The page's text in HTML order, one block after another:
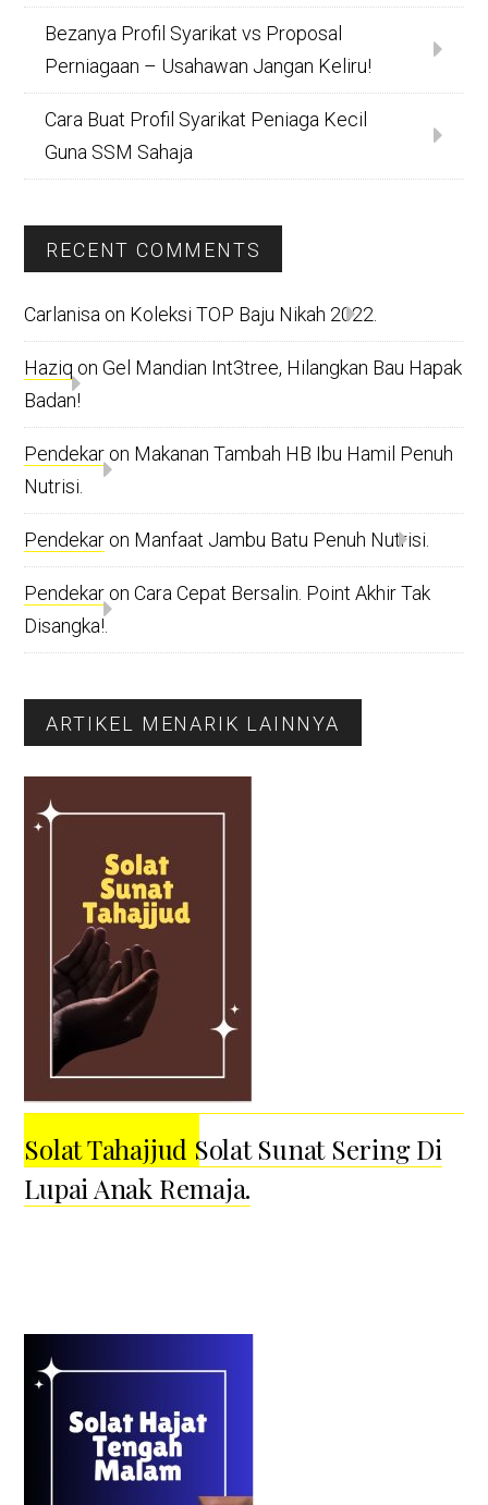
Bezanya Profil Syarikat vs Proposal
Perniagaan – Usahawan Jangan Keliru!
Cara Buat Profil Syarikat Peniaga Kecil
Guna SSM Sahaja
RECENT COMMENTS
Carlanisa on Koleksi TOP Baju Nikah 2022.
Haziq onGel Mandian Int3tree, Hilangkan Bau Hapak
Badan!
Pendekar on Makanan Tambah HB Ibu Hamil Penuh
Nutrisi.
Pendekar on Manfaat Jambu Batu Penuh Nutrisi.
Pendekar onCara Cepat Bersalin. Point Akhir Tak
Disangka!.
ARTIKEL MENARIK LAINNYA
Solat Tahajjud Solat Sunat Sering Di
Lupai Anak Remaja.